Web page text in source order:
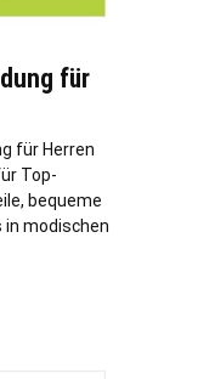
für
für Herren
Top-
bequeme
modischen